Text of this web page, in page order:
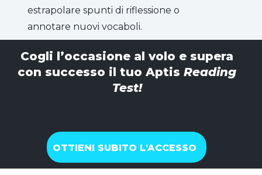
estrapolare spunti di riflessione o
annotare nuovi vocaboli.
Cogli l’occasione al volo e supera
con successo il tuo AptisReading
Test!
OTTIENI SUBITO L'ACCESSO